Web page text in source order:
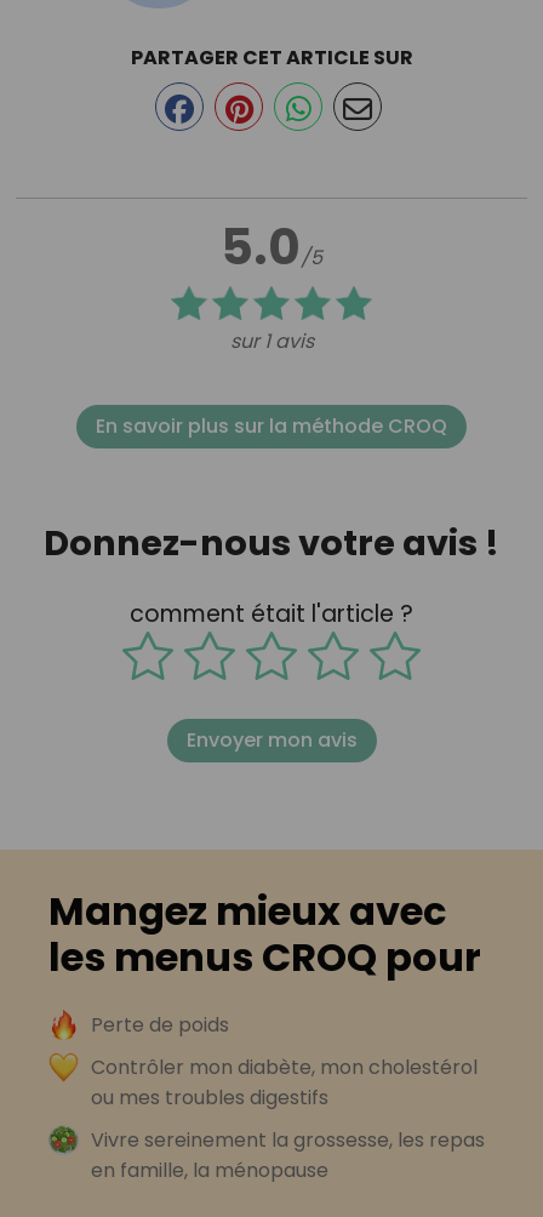
5.0/5
sur 1 avis
PARTAGER CET ARTICLE SUR
En savoir plus sur la méthode CROQ
Donnez-nous votre avis !
comment était l'article ?
Envoyer mon avis
Mangez mieux avec
les menus CROQ pour
Perte de poids
Contrôler mon diabète, mon cholestérol
ou mes troubles digestifs
Vivre sereinement la grossesse, les repas
en famille, la ménopause